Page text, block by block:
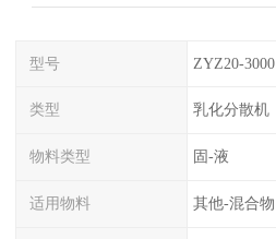
型号 ZYZ20-3000
类型 乳化分散机
物料类型 固-液
适用物料 其他-混合物